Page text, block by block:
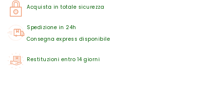
Acquista in totale sicurezza
Spedizione in 24h
Consegna express disponibile
Restituzioni entro 14 giorni